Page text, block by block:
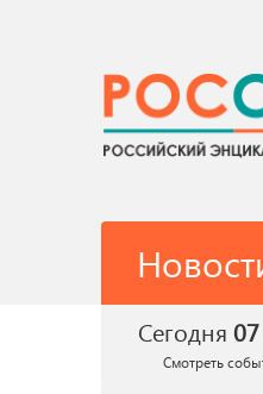
Сегодня 07
Смотреть